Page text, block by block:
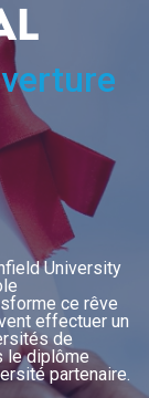
University
ce rêve
effectuer un
de
le diplôme
partenaire.